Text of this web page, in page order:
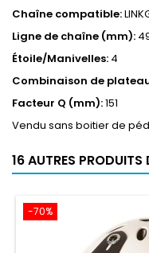
Chaîne compatible:
Ligne de chaîne (mm):
Étoile/Manivelles: 4
Combinaison de
Facteur Q (mm):151
Vendu sans boitier de
16 AUTRES
-70%